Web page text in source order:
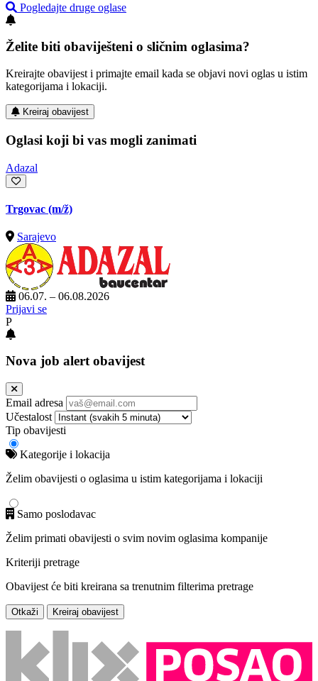
Pogledajte druge oglase
Želite biti obaviješteni o sličnim oglasima?
Kreirajte obavijest i primajte email kada se objavi novi oglas u istim
kategorijama i lokaciji.
Kreiraj obavijest
Oglasi koji bi vas mogli zanimati
Adazal
Trgovac (m/ž)
Sarajevo
06.07. – 06.08.2026
Prijavi se
P
Nova job alert obavijest
Email adresa
Učestalost
Tip obavijesti
Kategorije i lokacija
Želim obavijesti o oglasima u istim kategorijama i lokaciji
Samo poslodavac
Želim primati obavijesti o svim novim oglasima kompanije
Kriteriji pretrage
Obavijest će biti kreirana sa trenutnim filterima pretrage
Otkaži Kreiraj obavijest